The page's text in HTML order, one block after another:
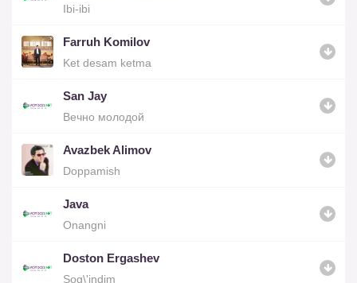
Ibi-ibi
Farruh Komilov
Ket desam ketma
San Jay
Вечно молодой
Avazbek Alimov
Doppamish
Java
Onangni
Doston Ergashev
Sog\'indim